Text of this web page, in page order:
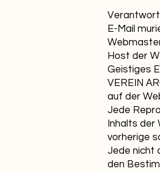
E-Mail
Host der
Geistiges
VEREIN
auf der
Jede
Inhalts
vorherige
Jede nicht
den